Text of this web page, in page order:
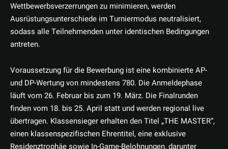
Wettbewerbsverzerrungen zu minimieren, werden
Ausrüstungsunterschiede im Turniermodus neutralisiert,
sodass alle Teilnehmenden unter identischen Bedingungen
antreten.
Voraussetzung für die Bewerbung ist eine kombinierte AP-
und DP-Wertung von mindestens 780. Die Anmeldephase
läuft vom 26. Februar bis zum 19. März. Die Finalrunden
finden vom 18. bis 25. April statt und werden regional live
übertragen. Klassensieger erhalten den Titel „THE MASTER“,
einen klassenspezifischen Ehrentitel, eine exklusive
Residenztrophäe sowie In-Game-Belohnungen, darunter